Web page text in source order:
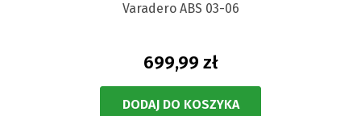
Varadero ABS 03-06
699,99 zł
DODAJ DO KOSZYKA